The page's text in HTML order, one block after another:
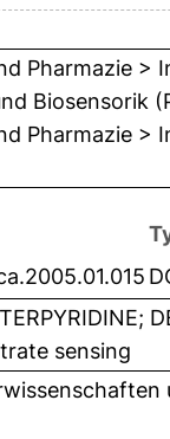
Pharmazie >
Biosensorik
Pharmazie >
sensing